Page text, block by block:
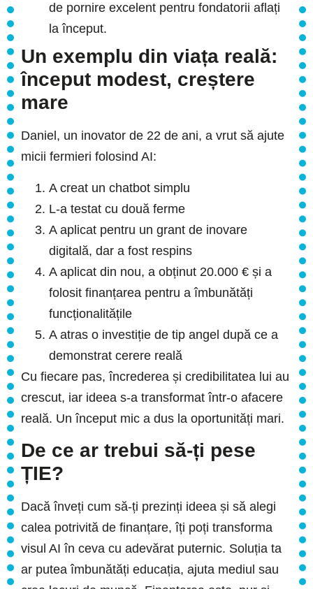
de pornire excelent pentru fondatorii aflați
la început.
Un exemplu din viața reală:
început modest, creștere
mare
Daniel, un inovator de 22 de ani, a vrut să ajute
micii fermieri folosind AI:
A creat un chatbot simplu
L-a testat cu două ferme
A aplicat pentru un grant de inovare
digitală, dar a fost respins
A aplicat din nou, a obținut 20.000 € și a
folosit finanțarea pentru a îmbunătăți
funcționalitățile
A atras o investiție de tip angel după ce a
demonstrat cerere reală
Cu fiecare pas, încrederea și credibilitatea lui au
crescut, iar ideea s-a transformat într-o afacere
reală. Un început mic a dus la oportunități mari.
De ce ar trebui să-ți pese
ȚIE?
Dacă înveți cum să-ți prezinți ideea și să alegi
calea potrivită de finanțare, îți poți transforma
visul AI în ceva cu adevărat puternic. Soluția ta
ar putea îmbunătăți educația, ajuta mediul sau